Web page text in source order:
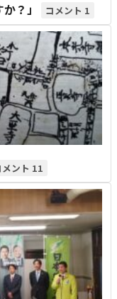
？」
1
11